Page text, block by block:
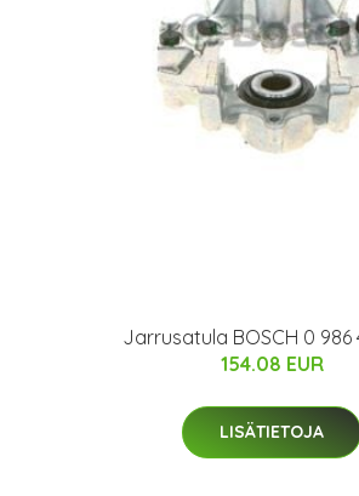
Jarrusatula BOSCH 0 986
154.08 EUR
LISÄTIETOJA